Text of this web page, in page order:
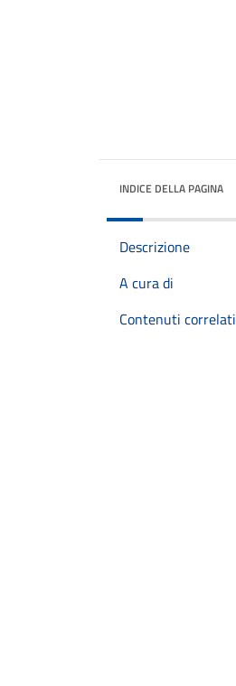
INDICE DELLA PAGINA
Descrizione
A cura di
Contenuti correlati